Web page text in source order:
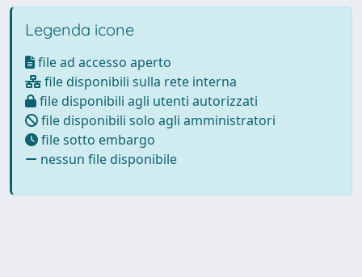
Legenda icone
file ad accesso aperto
file disponibili sulla rete interna
file disponibili agli utenti autorizzati
file disponibili solo agli amministratori
file sotto embargo
nessun file disponibile